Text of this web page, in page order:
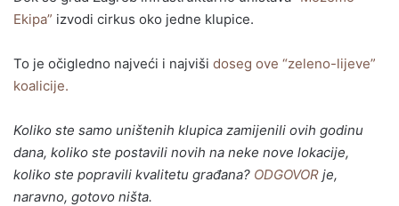
Ekipa” izvodi cirkus oko jedne klupice.
To je očigledno najveći i najviši doseg ove “zeleno-lijeve”
koalicije.
Koliko ste samo uništenih klupica zamijenili ovih godinu
dana, koliko ste postavili novih na neke nove lokacije,
koliko ste popravili kvalitetu građana? ODGOVOR je,
naravno, gotovo ništa.